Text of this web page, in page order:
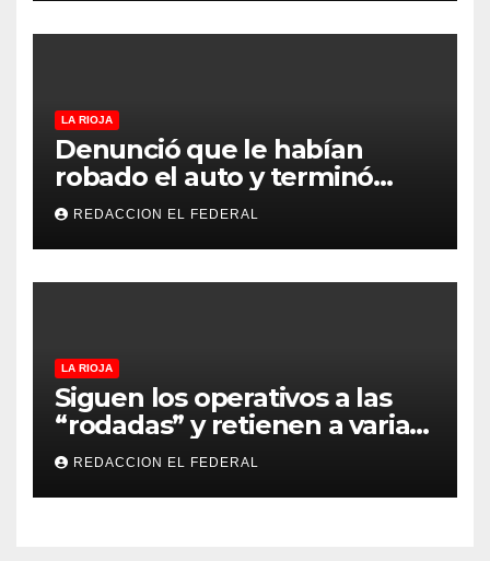
LA RIOJA
Denunció que le habían
robado el auto y terminó
confesando que su hermano
lo empeñó por drogas
REDACCION EL FEDERAL
LA RIOJA
Siguen los operativos a las
“rodadas” y retienen a varias
motocicletas
REDACCION EL FEDERAL